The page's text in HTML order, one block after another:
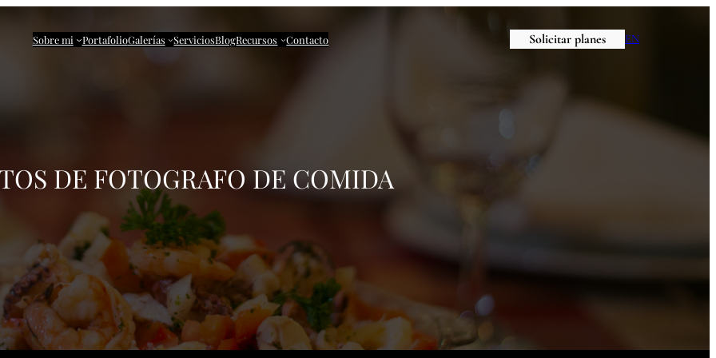
Sobre mi PortafolioGalerías ServiciosBlogRecursos Contacto Solicitar planes EN
DE FOTOGRAFO DE COMIDA